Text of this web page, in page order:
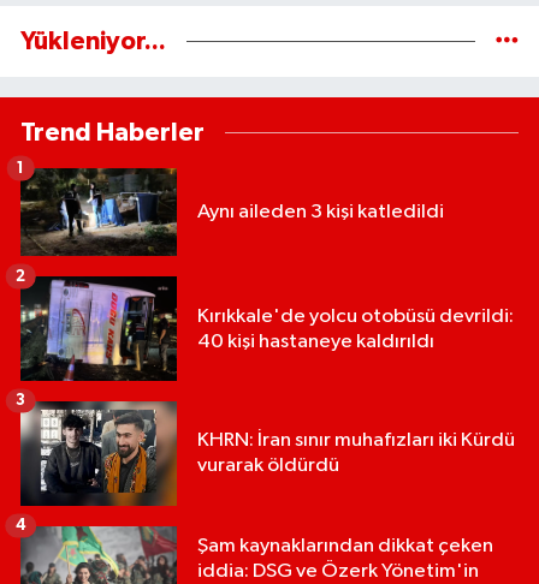
Yükleniyor...
Trend Haberler
Aynı aileden 3 kişi katledildi
1
Kırıkkale'de yolcu otobüsü devrildi:
40 kişi hastaneye kaldırıldı
2
KHRN: İran sınır muhafızları iki Kürdü
vurarak öldürdü
3
Şam kaynaklarından dikkat çeken
iddia: DSG ve Özerk Yönetim'in
4